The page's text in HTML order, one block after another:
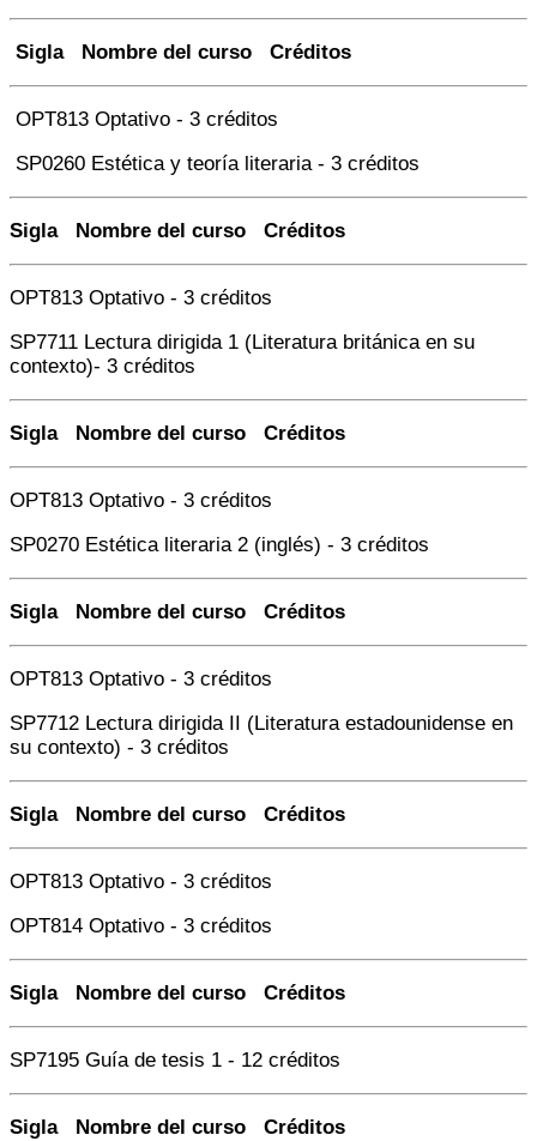
Sigla Nombre del curso Créditos
OPT813 Optativo - 3 créditos
SP0260 Estética y teoría literaria - 3 créditos
Sigla Nombre del curso Créditos
OPT813 Optativo - 3 créditos
SP7711 Lectura dirigida 1 (Literatura británica en su
contexto)- 3 créditos
Sigla Nombre del curso Créditos
OPT813 Optativo - 3 créditos
SP0270 Estética literaria 2 (inglés) - 3 créditos
Sigla Nombre del curso Créditos
OPT813 Optativo - 3 créditos
SP7712 Lectura dirigida II (Literatura estadounidense en
su contexto) - 3 créditos
Sigla Nombre del curso Créditos
OPT813 Optativo - 3 créditos
OPT814 Optativo - 3 créditos
Sigla Nombre del curso Créditos
SP7195 Guía de tesis 1 - 12 créditos
Sigla Nombre del curso Créditos